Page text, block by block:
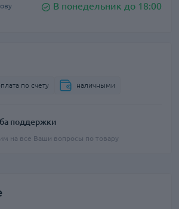
В понедельник до 18:00
по счету наличными
поддержки
на все Ваши вопросы по товару